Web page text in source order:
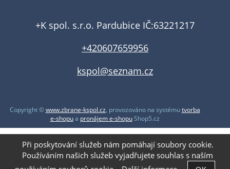
+K spol. s.r.o. Pardubice IČ:63221217
+420607659956
kspol@seznam.cz
Copyright ©www.zbrane-kspol.cz, provozováno na systémutvorba
e-shopua pronájem e-shopuShop5.cz
Při poskytování služeb nám pomáhají soubory cookie.
Používáním našich služeb vyjadřujete souhlas s naším